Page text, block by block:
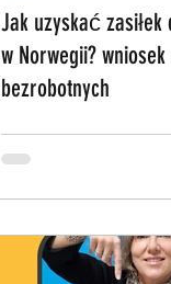
Jak uzyskać zasiłek
w Norwegii?
bezrobotnych